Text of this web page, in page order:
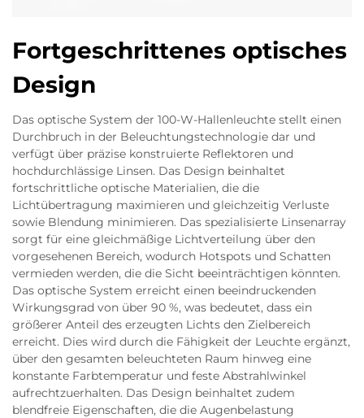
Fortgeschrittenes optisches
Design
Das optische System der 100-W-Hallenleuchte stellt einen
Durchbruch in der Beleuchtungstechnologie dar und
verfügt über präzise konstruierte Reflektoren und
hochdurchlässige Linsen. Das Design beinhaltet
fortschrittliche optische Materialien, die die
Lichtübertragung maximieren und gleichzeitig Verluste
sowie Blendung minimieren. Das spezialisierte Linsenarray
sorgt für eine gleichmäßige Lichtverteilung über den
vorgesehenen Bereich, wodurch Hotspots und Schatten
vermieden werden, die die Sicht beeinträchtigen könnten.
Das optische System erreicht einen beeindruckenden
Wirkungsgrad von über 90 %, was bedeutet, dass ein
größerer Anteil des erzeugten Lichts den Zielbereich
erreicht. Dies wird durch die Fähigkeit der Leuchte ergänzt,
über den gesamten beleuchteten Raum hinweg eine
konstante Farbtemperatur und feste Abstrahlwinkel
aufrechtzuerhalten. Das Design beinhaltet zudem
blendfreie Eigenschaften, die die Augenbelastung